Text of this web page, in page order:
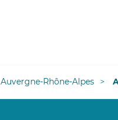
Auvergne-Rhône-Alpes